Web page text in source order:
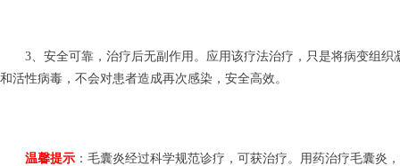
3、安全可靠，治疗后无副作用。应用该疗法治疗，只是将病变组织
和活性病毒，不会对患者造成再次感染，安全高效。
温馨提示 ：毛囊炎经过科学规范诊疗，可获治疗。用药治疗毛囊炎